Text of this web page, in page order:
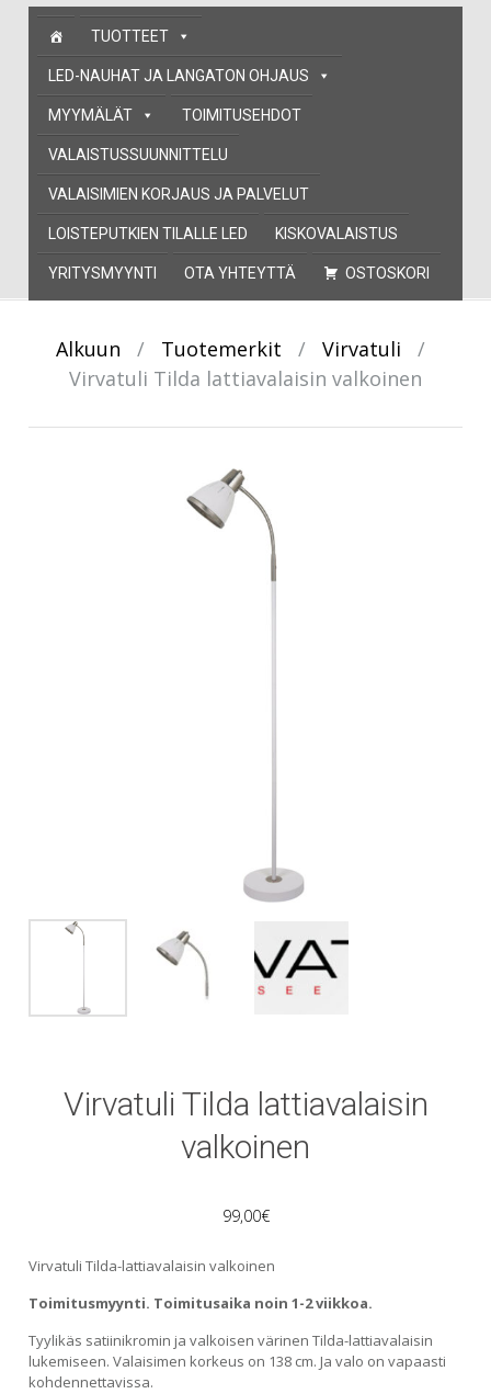
Skip
content
TUOTTEET
LED-NAUHAT JA LANGATON OHJAUS
MYYMÄLÄT TOIMITUSEHDOT
VALAISTUSSUUNNITTELU
VALAISIMIEN KORJAUS JA PALVELUT
LOISTEPUTKIEN TILALLE LED KISKOVALAISTUS
YRITYSMYYNTI OTA YHTEYTTÄ OSTOSKORI
Alkuun / Tuotemerkit / Virvatuli
/
Virvatuli Tilda lattiavalaisin valkoinen
Virvatuli Tilda lattiavalaisin
valkoinen
99,00€
Virvatuli Tilda-lattiavalaisin valkoinen
Toimitusmyynti. Toimitusaika noin 1-2 viikkoa.
Tyylikäs satiinikromin ja valkoisen värinen Tilda-lattiavalaisin
lukemiseen. Valaisimen korkeus on 138 cm. Ja valo on vapaasti
kohdennettavissa.